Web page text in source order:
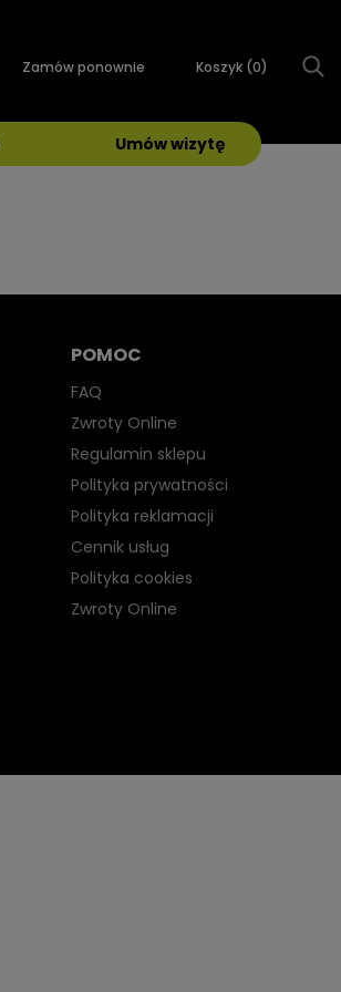
Zamów ponownie Koszyk (0)
Umów wizytę
POMOC
FAQ
Zwroty Online
Regulamin sklepu
Polityka prywatności
Polityka reklamacji
Cennik usług
Polityka cookies
Zwroty Online